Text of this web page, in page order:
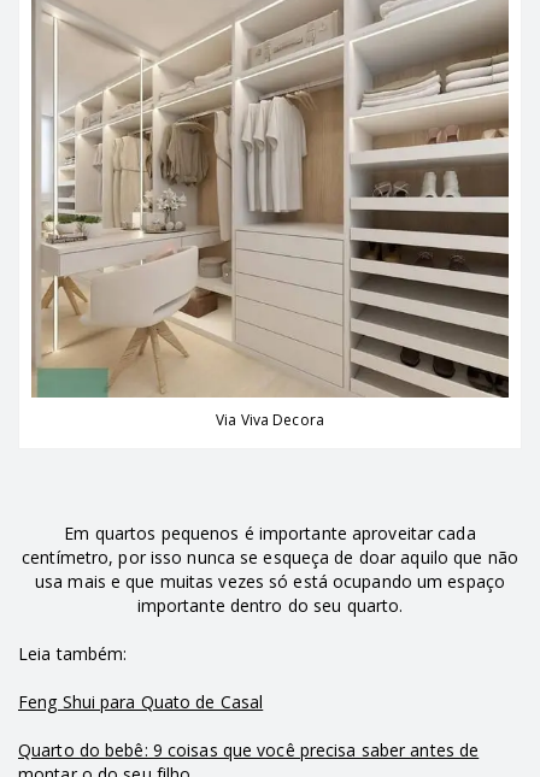
Via Viva Decora
Em quartos pequenos é importante aproveitar cada
centímetro, por isso nunca se esqueça de doar aquilo que não
usa mais e que muitas vezes só está ocupando um espaço
importante dentro do seu quarto.
Leia também:
Feng Shui para Quato de Casal
Quarto do bebê: 9 coisas que você precisa saber antes de